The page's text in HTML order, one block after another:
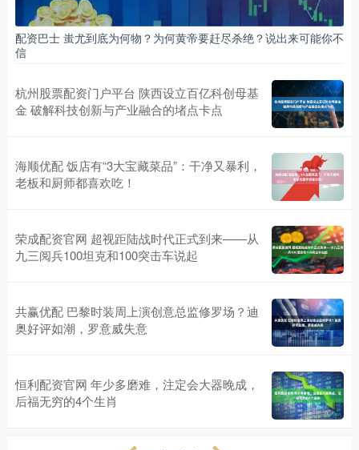
配资巴士 蚩尤到底为何物？为何黄帝要赶尽杀绝？说出来可能你不
信
杭州股票配资门户平台 陕西设立百亿科创母基
金 破解科技创新与产业融合的堵点卡点
海顺优配 饭店有“3大宝藏菜品”：干净又暴利，
老板和厨师都喜欢吃！
荣成配资官网 超视距陆战时代正式到来——从
九三阅兵100坦克和100突击车说起
共赢优配 巴黎时装周上演创意总监修罗场？迪
奥好评如潮，罗意威失意
恒利配资官网 年少多磨难，注定会大器晚成，
后福无穷的4个生肖